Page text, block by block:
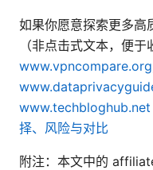
如果你愿意探索更多高
（非点击式文本，便
www.vpncompare.org
www.techbloghub.net
择、风险与对比
附注：本文中的